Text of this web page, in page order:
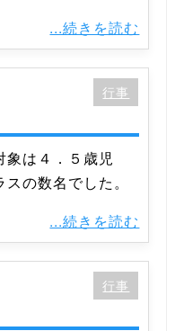
...続きを読む
行事
象は４．５歳児
の数名でした。
...続きを読む
行事